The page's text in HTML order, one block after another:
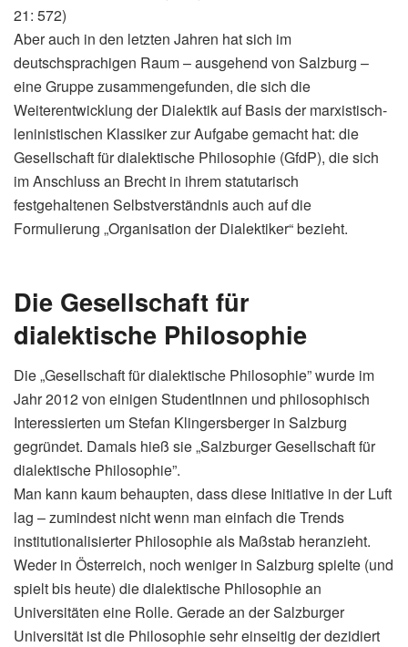
21: 572)
Aber auch in den letzten Jahren hat sich im
deutschsprachigen Raum – ausgehend von Salzburg –
eine Gruppe zusammengefunden, die sich die
Weiterentwicklung der Dialektik auf Basis der marxistisch-
leninistischen Klassiker zur Aufgabe gemacht hat: die
Gesellschaft für dialektische Philosophie (GfdP), die sich
im Anschluss an Brecht in ihrem statutarisch
festgehaltenen Selbstverständnis auch auf die
Formulierung „Organisation der Dialektiker“ bezieht.
Die Gesellschaft für
dialektische Philosophie
Die „Gesellschaft für dialektische Philosophie” wurde im
Jahr 2012 von einigen StudentInnen und philosophisch
Interessierten um Stefan Klingersberger in Salzburg
gegründet. Damals hieß sie „Salzburger Gesellschaft für
dialektische Philosophie”.
Man kann kaum behaupten, dass diese Initiative in der Luft
lag – zumindest nicht wenn man einfach die Trends
institutionalisierter Philosophie als Maßstab heranzieht.
Weder in Österreich, noch weniger in Salzburg spielte (und
spielt bis heute) die dialektische Philosophie an
Universitäten eine Rolle. Gerade an der Salzburger
Universität ist die Philosophie sehr einseitig der dezidiert